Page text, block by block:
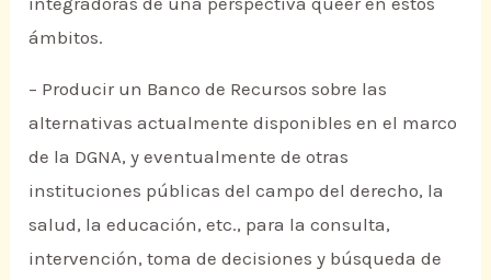
ámbitos.
– Producir un Banco de Recursos sobre las
alternativas actualmente disponibles en el marco
de la DGNA, y eventualmente de otras
instituciones públicas del campo del derecho, la
salud, la educación, etc., para la consulta,
intervención, toma de decisiones y búsqueda de